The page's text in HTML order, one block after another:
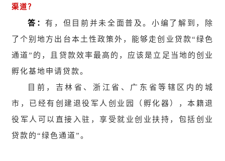
渠道？
答：有，但目前并未全面普及。小编了解到，除
了个别地方出台本土性政策外，能够走创业贷款“绿色
通道”的，且贷款效率最高的，应该是立足当地的创业
孵化基地申请贷款。
目前，吉林省、浙江省、广东省等辖区内的城
市，已经有创建退役军人创业园（孵化器），本籍退
役军人可以直接入驻，享受就业创业扶持，包括创业
贷款的“绿色通道”。